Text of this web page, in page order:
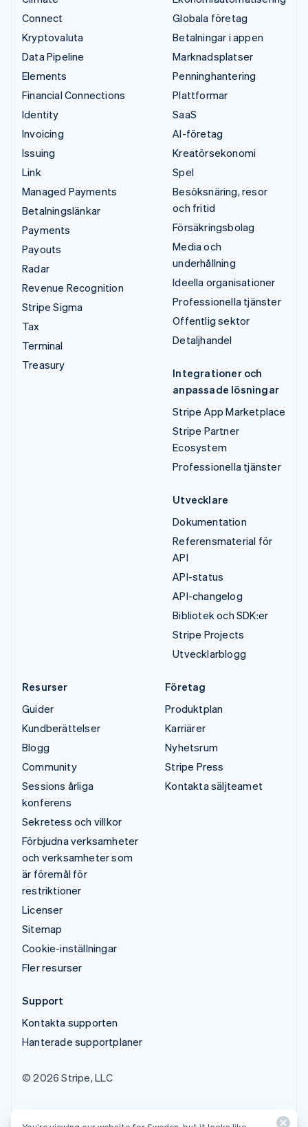
Connect
Kryptovaluta
Data Pipeline
Elements
Financial Connections
Identity
Invoicing
Issuing
Link
Managed Payments
Betalningslänkar
Payments
Payouts
Radar
Revenue Recognition
Stripe Sigma
Tax
Terminal
Treasury
Globala företag
Betalningar i appen
Marknadsplatser
Penninghantering
Plattformar
SaaS
AI-företag
Kreatörsekonomi
Spel
Besöksnäring, resor
och fritid
Försäkringsbolag
Media och
underhållning
Ideella organisationer
Professionella tjänster
Offentlig sektor
Detaljhandel
Integrationer och
anpassade lösningar
Stripe App Marketplace
Stripe Partner
Ecosystem
Professionella tjänster
Utvecklare
Dokumentation
Referensmaterial för
API
API-status
API-changelog
Bibliotek och SDK:er
Stripe Projects
Utvecklarblogg
Resurser
Guider
Kundberättelser
Blogg
Community
Sessions årliga
konferens
Sekretess och villkor
Förbjudna verksamheter
och verksamheter som
är föremål för
restriktioner
Licenser
Sitemap
Cookie-inställningar
Fler resurser
Företag
Produktplan
Karriärer
Nyhetsrum
Stripe Press
Kontakta säljteamet
Support
Kontakta supporten
Hanterade supportplaner
© 2026 Stripe, LLC